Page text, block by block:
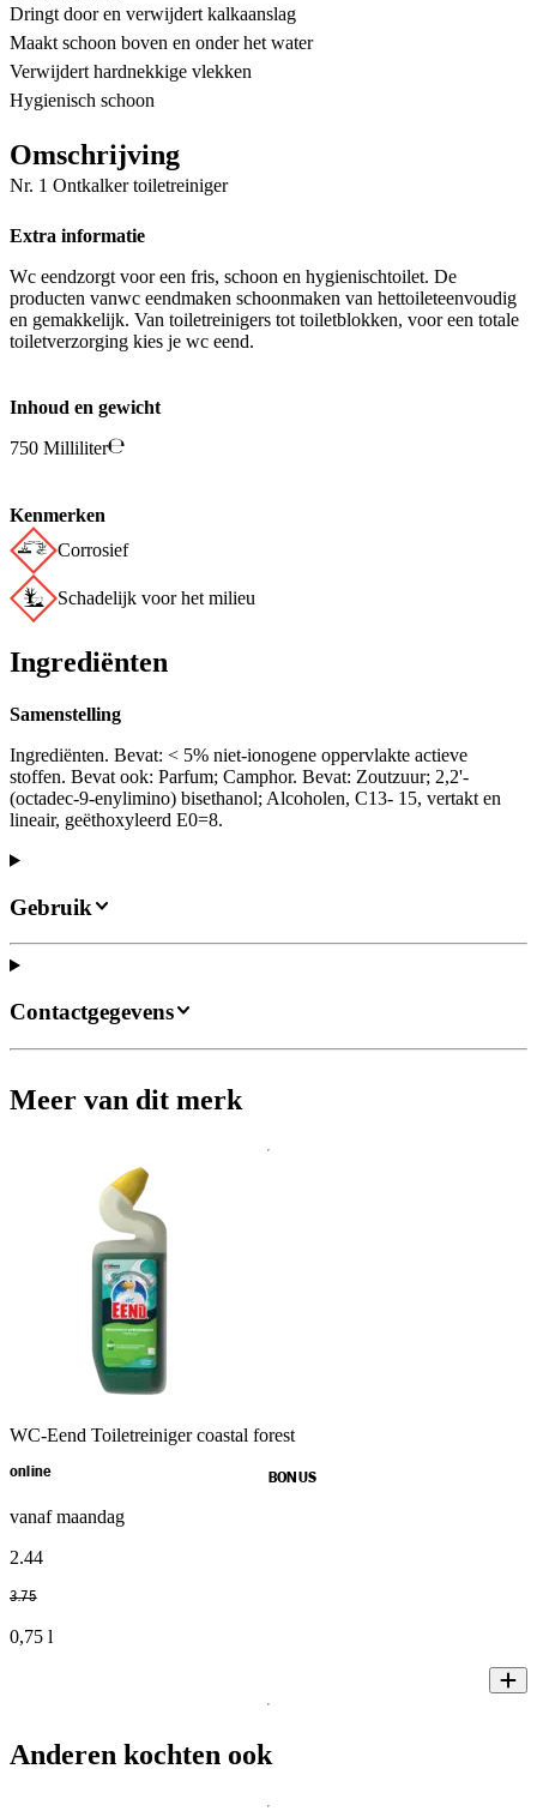
Dringt door en verwijdert kalkaanslag
Maakt schoon boven en onder het water
Verwijdert hardnekkige vlekken
Hygienisch schoon
Omschrijving
Nr. 1 Ontkalker toiletreiniger
Extra informatie
Wc eendzorgt voor een fris, schoon en hygienischtoilet. De
producten vanwc eendmaken schoonmaken van hettoileteenvoudig
en gemakkelijk. Van toiletreinigers tot toiletblokken, voor een totale
toiletverzorging kies je wc eend.
Inhoud en gewicht
750 Milliliter
Kenmerken
Corrosief
Schadelijk voor het milieu
Ingrediënten
Samenstelling
Ingrediënten. Bevat: < 5% niet-ionogene oppervlakte actieve
stoffen. Bevat ook: Parfum; Camphor. Bevat: Zoutzuur; 2,2'-
(octadec-9-enylimino) bisethanol; Alcoholen, C13- 15, vertakt en
lineair, geëthoxyleerd E0=8.
Gebruik
Contactgegevens
Meer van dit merk
WC-Eend Toiletreiniger coastal forest
online BONUS
vanaf maandag
2.44
3.75
0,75 l
Anderen kochten ook